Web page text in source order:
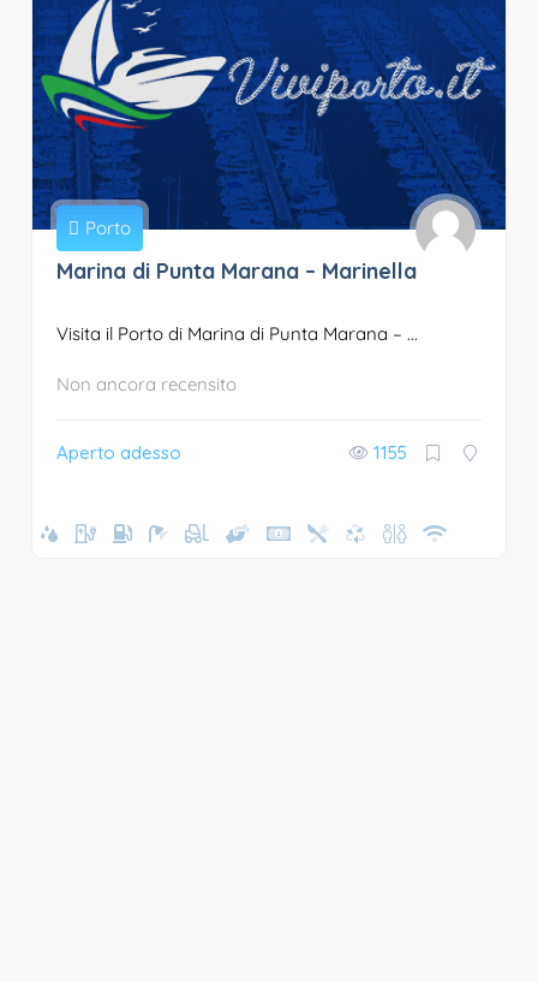
Porto
Marina di Punta Marana – Marinella
Visita il Porto di Marina di Punta Marana – ...
Non ancora recensito
Aperto adesso 1155